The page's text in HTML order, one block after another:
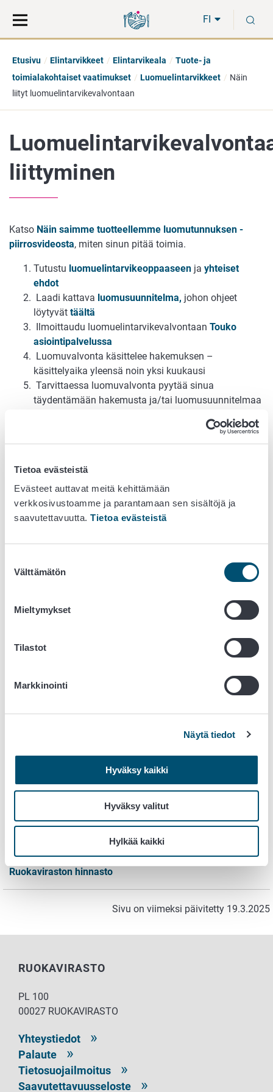
Tietoa evästeistä
Evästeet auttavat meitä kehittämään
verkkosivustoamme ja parantamaan sen sisältöjä ja
saavutettavuutta. Tietoa evästeistä
valinta
Välttämätön
Mieltymykset
Tilastot
Markkinointi
Näytä tiedot
Hyväksy kaikki
Hyväksy valitut
Hylkää kaikki
suoraan
sisältöön
koko
sivuston
FI
Etusivu Elintarvikkeet Elintarvikeala
Tuote- ja
toimialakohtaiset vaatimukset
Luomuelintarvikkeet
Näin
liityt luomuelintarvikevalvontaan
liittyminen
Katso Näin saimme tuotteellemme luomutunnuksen -
piirrosvideosta, miten sinun pitää toimia.
Tutustu luomuelintarvikeoppaaseen ja yhteiset
ehdot
Laadi kattava luomusuunnitelma, johon ohjeet
löytyvät täältä
Ilmoittaudu luomuelintarvikevalvontaan Touko
asiointipalvelussa
Luomuvalvonta käsittelee hakemuksen –
käsittelyaika yleensä noin yksi kuukausi
Tarvittaessa luomuvalvonta pyytää sinua
täydentämään hakemusta ja/tai luomusuunnitelmaa
ensimmäisen luomutarkastuksen ajankohdan
Ensimmäisellä tarkastuksella käydään läpi
Mikäli luomusuunnitelmassa on puutteita,
korjaa/täydennä luomusuunnitelmaa kahden viikon
kuluessa ja lähetä
osoitteeseen kirjaamo@ruokavirasto.fi
lähettää ilmoituksen luomuvalvontaan
sähköpostitse
ja myynnin saatuaan luomusertifikaatin
Luomuvalvonta on maksullista. Maksu koostuu
Luomutarkastus tehdään jatkossa joka vuosi.
Lisätietoa luomuelintarvikevalvontaan hakeutumisesta
Ruokaviraston hinnasto
Ruokaviraston hinnasto
Sivu on viimeksi päivitetty 19.3.2025
RUOKAVIRASTO
PL 100
00027 RUOKAVIRASTO
Yhteystiedot
Palaute
Tietosuojailmoitus
Saavutettavuusseloste